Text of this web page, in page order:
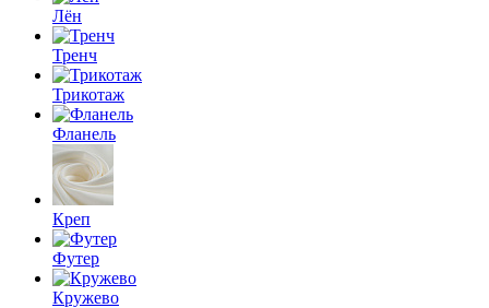
Лён
Тренч
Трикотаж
Фланель
Креп
Футер
Кружево